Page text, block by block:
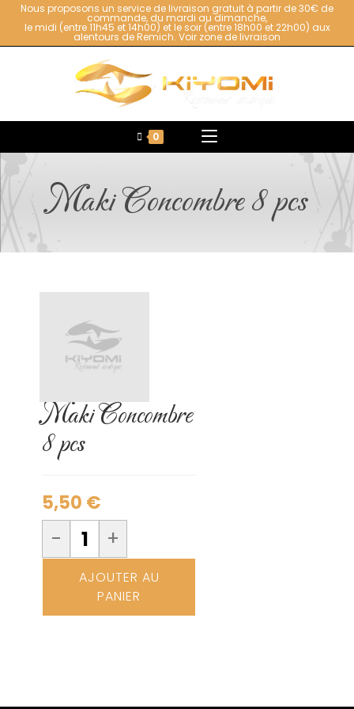
Nous proposons un service de livraison gratuit à partir de 30€ de
commande, du mardi au dimanche,
le midi (entre 11h45 et 14h00) et le soir (entre 18h00 et 22h00) aux
alentours de Remich. Voir zone de livraison
0
Maki Concombre 8 pcs
Maki Concombre
8 pcs
5,50 €
- +
AJOUTER AU
PANIER